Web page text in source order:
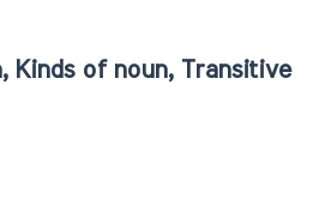
Kinds of noun, Transitive